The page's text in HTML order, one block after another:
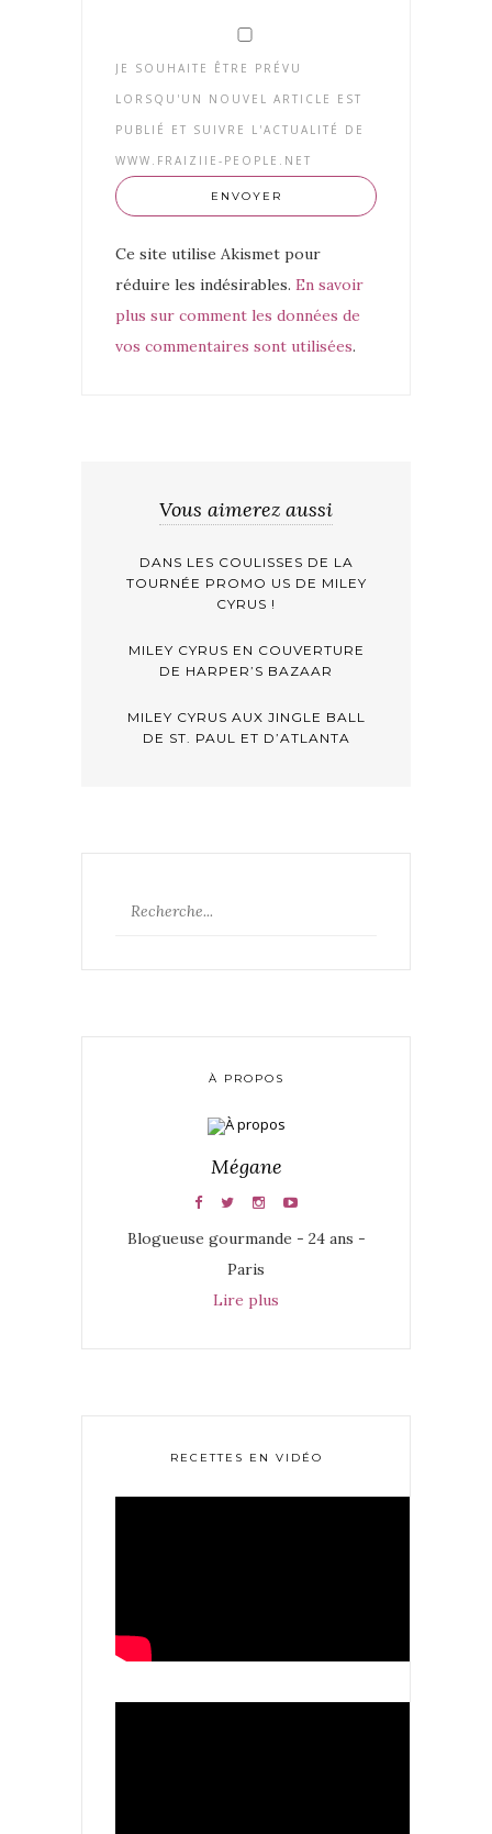
JE SOUHAITE ÊTRE PRÉVU
LORSQU'UN NOUVEL ARTICLE EST
PUBLIÉ ET SUIVRE L'ACTUALITÉ DE
WWW.FRAIZIIE-PEOPLE.NET
Ce site utilise Akismet pour
réduire les indésirables. En savoir
plus sur comment les données de
vos commentaires sont utilisées.
Vous aimerez aussi
DANS LES COULISSES DE LA
TOURNÉE PROMO US DE MILEY
CYRUS !
MILEY CYRUS EN COUVERTURE
DE HARPER’S BAZAAR
MILEY CYRUS AUX JINGLE BALL
DE ST. PAUL ET D’ATLANTA
À PROPOS
Mégane
Blogueuse gourmande - 24 ans -
Paris
Lire plus
RECETTES EN VIDÉO